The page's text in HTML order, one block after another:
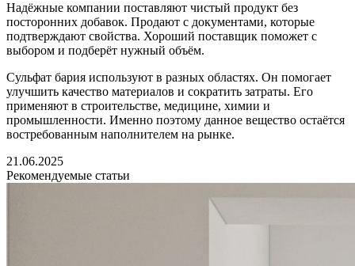
Надёжные компании поставляют чистый продукт без
посторонних добавок. Продают с документами, которые
подтверждают свойства. Хороший поставщик поможет с
выбором и подберёт нужный объём.
Сульфат бария используют в разных областях. Он помогает
улучшить качество материалов и сократить затраты. Его
применяют в строительстве, медицине, химии и
промышленности. Именно поэтому данное вещество остаётся
востребованным наполнителем на рынке.
21.06.2025
Рекомендуемые статьи